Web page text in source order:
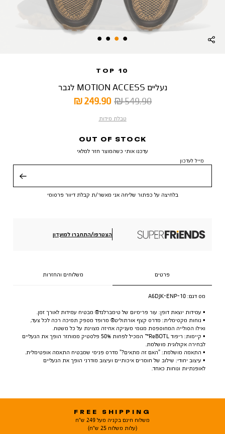
TOP 10
נעליים MOTION ACCESS לגבר
מחיר
מוצר
249.90 ₪
מחיר
549.90 ₪
טבלת מידות
OUT OF STOCK
עדכנו אותי כשהמוצר חזר למלאי
מייל לעדכון
בלחיצה על כפתור שליחה אני מאשר/ת קבלת דיוור פרסומי
הצטרפו/התחברו למועדון
פרטים משלוחים והחזרות
מס דגם: A6DJK-ENP-10
• עמידות יוצאת דופן: עור פרימיום של טימברלנד® מבטיח עמידות לאורך זמן.
• נוחות מקסימלית: מדרס קצף אורתוליט® מרופד מספק תמיכה רכה לכל צעד,
ואילו הסולייה המחוספסת מגומי מעניקה אחיזה מצוינת על כל משטח.
• קיימות: ריפוד ReBOTL™ המכיל לפחות 50% פלסטיק ממוחזר הופך את הנעליים
לבחירה אקולוגית מושלמת.
• התאמה מושלמת: ”האם זה מתאים?” מדרס פנימי שמבטיח התאמה אופטימלית.
• עיצוב יחודי: שילוב של חומרים איכותיים ועיצוב מודרני הופך את הנעליים
לאופנתיות ונוחות כאחד.
FREE SHIPPING
משלוח חינם בקניה מעל 249 ש"ח
(עלות משלוח 25 ש"ח)